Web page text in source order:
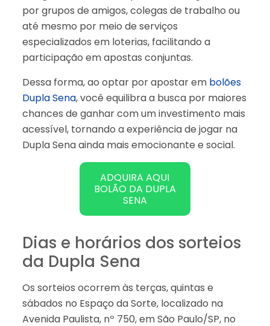
por grupos de amigos, colegas de trabalho ou
até mesmo por meio de serviços
especializados em loterias, facilitando a
participação em apostas conjuntas.
Dessa forma, ao optar por apostar em bolões
Dupla Sena, você equilibra a busca por maiores
chances de ganhar com um investimento mais
acessível, tornando a experiência de jogar na
Dupla Sena ainda mais emocionante e social.
ADQUIRA AQUI
BOLÃO DA DUPLA
SENA
Dias e horários dos sorteios
da Dupla Sena
Os sorteios ocorrem às terças, quintas e
sábados no Espaço da Sorte, localizado na
Avenida Paulista, nº 750, em São Paulo/SP, no